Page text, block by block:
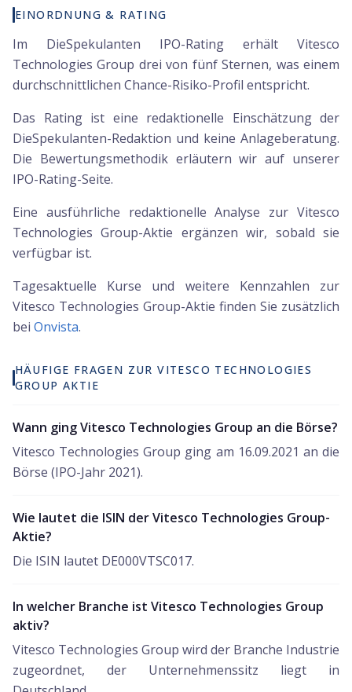
EINORDNUNG & RATING
Im DieSpekulanten IPO-Rating erhält Vitesco
Technologies Group drei von fünf Sternen, was einem
durchschnittlichen Chance-Risiko-Profil entspricht.
Das Rating ist eine redaktionelle Einschätzung der
DieSpekulanten-Redaktion und keine Anlageberatung.
Die Bewertungsmethodik erläutern wir auf unserer
IPO-Rating-Seite.
Eine ausführliche redaktionelle Analyse zur Vitesco
Technologies Group-Aktie ergänzen wir, sobald sie
verfügbar ist.
Tagesaktuelle Kurse und weitere Kennzahlen zur
Vitesco Technologies Group-Aktie finden Sie zusätzlich
bei Onvista.
HÄUFIGE FRAGEN ZUR VITESCO TECHNOLOGIES
GROUP AKTIE
Wann ging Vitesco Technologies Group an die Börse?
Vitesco Technologies Group ging am 16.09.2021 an die
Börse (IPO-Jahr 2021).
Wie lautet die ISIN der Vitesco Technologies Group-
Aktie?
Die ISIN lautet DE000VTSC017.
In welcher Branche ist Vitesco Technologies Group
aktiv?
Vitesco Technologies Group wird der Branche Industrie
zugeordnet, der Unternehmenssitz liegt in